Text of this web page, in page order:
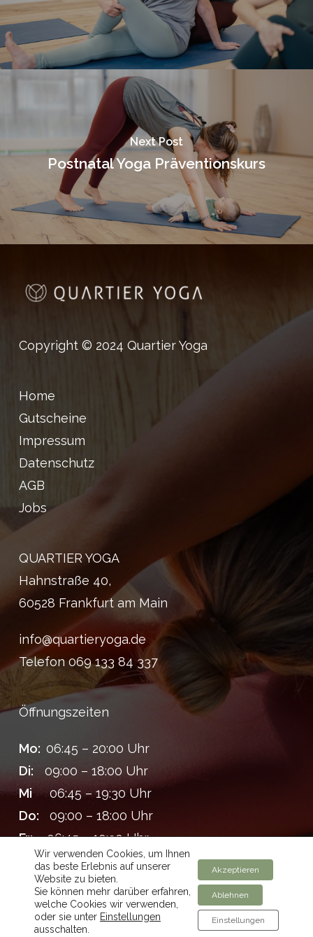
Next Post
Postnatal Yoga Präventionskurs
Copyright © 2024 Quartier Yoga
Home
Gutscheine
Impressum
Datenschutz
AGB
Jobs
QUARTIER YOGA
Hahnstraße 40,
60528 Frankfurt am Main
info@quartieryoga.de
Telefon 069 133 84 337
Öffnungszeiten
Mo: 06:45 – 20:00 Uhr
Di: 09:00 – 18:00 Uhr
Mi06:45 – 19:30 Uhr
Do: 09:00 – 18:00 Uhr
Fr:06:45 – 19:30 Uhr
(täglich – 14:00 – 16:00 Pause)
Sa:08:30 – 12:30 Uhr
So:09:30 – 18:30 Uhr
Wir verwenden Cookies, um Ihnen
das beste Erlebnis auf unserer
Website zu bieten.
Sie können mehr darüber erfahren,
welche Cookies wir verwenden,
oder sie unter Einstellungen
ausschalten.
Akzeptieren
Ablehnen
Einstellungen